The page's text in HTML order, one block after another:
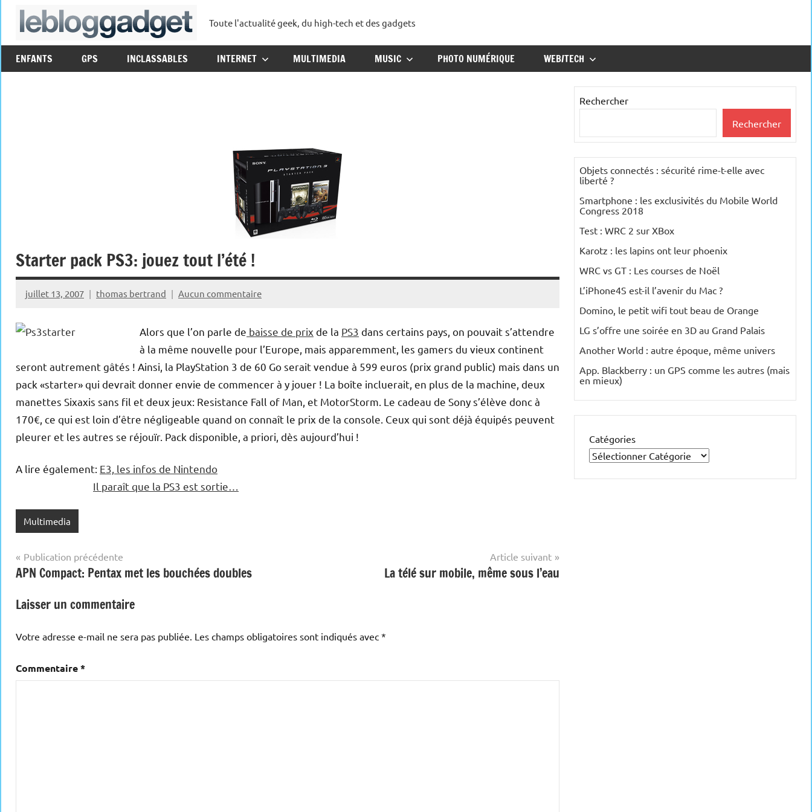
Aller
lebloggadget
Toute l'actualité geek, du high-tech et des gadgets
ENFANTS GPS INCLASSABLES INTERNET MULTIMEDIA MUSIC PHOTO NUMÉRIQUE WEB/TECH
Starter pack PS3: jouez tout l’été !
juillet 13, 2007 thomas bertrand Aucun commentaire
Alors que l’on parle de baisse de prix de la PS3 dans certains pays, on pouvait s’attendre
à la même nouvelle pour l’Europe, mais apparemment, les gamers du vieux continent
seront autrement gâtés ! Ainsi, la PlayStation 3 de 60 Go serait vendue à 599 euros (prix grand public) mais dans un
pack «starter» qui devrait donner envie de commencer à y jouer ! La boîte incluerait, en plus de la machine, deux
manettes Sixaxis sans fil et deux jeux: Resistance Fall of Man, et MotorStorm. Le cadeau de Sony s’élève donc à
170€, ce qui est loin d’être négligeable quand on connaît le prix de la console. Ceux qui sont déjà équipés peuvent
pleurer et les autres se réjouïr. Pack disponible, a priori, dès aujourd’hui !
A lire également: E3, les infos de Nintendo
Il paraît que la PS3 est sortie…
Multimedia
Navigation
de
l’article
Publication précédente
APN Compact: Pentax met les bouchées doubles
Article suivant
La télé sur mobile, même sous l’eau
Laisser un commentaire
Votre adresse e-mail ne sera pas publiée. Les champs obligatoires sont indiqués avec *
Commentaire*
Rechercher
Rechercher
Objets connectés : sécurité rime-t-elle avec
liberté ?
Smartphone : les exclusivités du Mobile World
Congress 2018
Test : WRC 2 sur XBox
Karotz : les lapins ont leur phoenix
WRC vs GT : Les courses de Noël
L’iPhone4S est-il l’avenir du Mac ?
Domino, le petit wifi tout beau de Orange
LG s’offre une soirée en 3D au Grand Palais
Another World : autre époque, même univers
App. Blackberry : un GPS comme les autres (mais
en mieux)
Catégories